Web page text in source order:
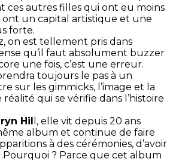
ces autres filles qui ont eu moins
ont un capital artistique et une
forte.
on est tellement pris dans
qu’il faut absolument buzzer
une fois, c’est une erreur.
toujours le pas à un
sur les gimmicks, l’image et la
réalité qui se vérifie dans l’histoire
Hil l, elle vit depuis 20 ans
album et continue de faire
à des cérémonies, d’avoir
? Parce que cet album